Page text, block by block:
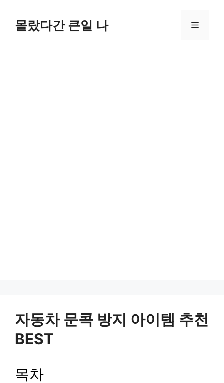
몰랐다간 큰일 나 메
자동차 문콕 방지 아이템 추천
BEST
목차